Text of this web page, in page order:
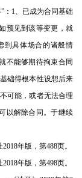
：1、已成为合同基础
预见到该等变更，就
到具体场合的诸般情
不能够期待拘束合同
础得根本性设想后来
可能，或者无法合理
以解除合同。于继续
年版，第488页。
年版，第498页。